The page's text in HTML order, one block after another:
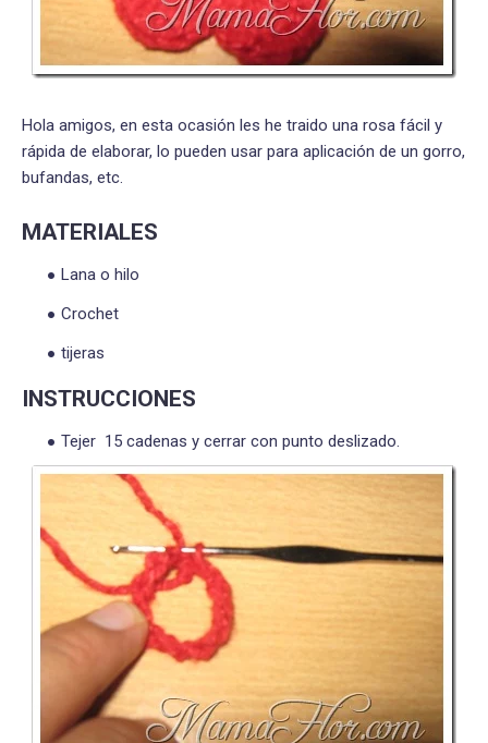
Hola amigos, en esta ocasión les he traido una rosa fácil y
rápida de elaborar, lo pueden usar para aplicación de un gorro,
bufandas, etc.
MATERIALES
Lana o hilo
Crochet
tijeras
INSTRUCCIONES
Tejer 15 cadenas y cerrar con punto deslizado.